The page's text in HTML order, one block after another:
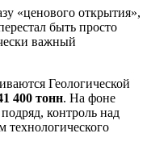
«ценового открытия»,
быть просто
важный
Геологической
400 тонн. На фоне
контроль над
технологического